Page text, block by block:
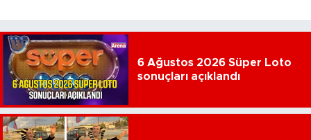
6 Ağustos 2026 Süper Loto
sonuçları açıklandı